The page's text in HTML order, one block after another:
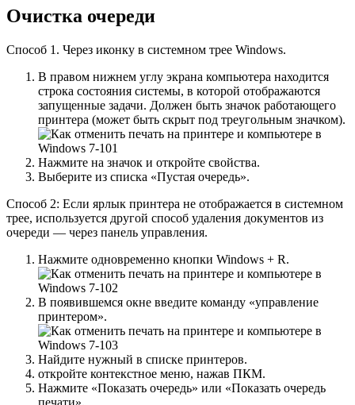
Очистка очереди
Способ 1. Через иконку в системном трее Windows.
В правом нижнем углу экрана компьютера находится
строка состояния системы, в которой отображаются
запущенные задачи. Должен быть значок работающего
принтера (может быть скрыт под треугольным значком).
Нажмите на значок и откройте свойства.
Выберите из списка «Пустая очередь».
Способ 2: Если ярлык принтера не отображается в системном
трее, используется другой способ удаления документов из
очереди — через панель управления.
Нажмите одновременно кнопки Windows + R.
В появившемся окне введите команду «управление
принтером».
Найдите нужный в списке принтеров.
откройте контекстное меню, нажав ПКМ.
Нажмите «Показать очередь» или «Показать очередь